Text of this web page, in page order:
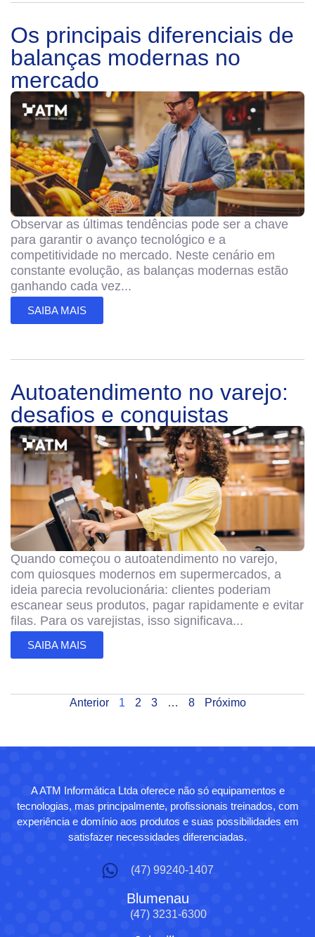
Os principais diferenciais de
balanças modernas no
mercado
Observar as últimas tendências pode ser a chave
para garantir o avanço tecnológico e a
competitividade no mercado. Neste cenário em
constante evolução, as balanças modernas estão
ganhando cada vez...
SAIBA MAIS
Autoatendimento no varejo:
desafios e conquistas
Quando começou o autoatendimento no varejo,
com quiosques modernos em supermercados, a
ideia parecia revolucionária: clientes poderiam
escanear seus produtos, pagar rapidamente e evitar
filas. Para os varejistas, isso significava...
SAIBA MAIS
Anterior 1 2 3 … 8 Próximo
A ATM Informática Ltda oferece não só equipamentos e
tecnologias, mas principalmente, profissionais treinados, com
experiência e domínio aos produtos e suas possibilidades em
satisfazer necessidades diferenciadas.
(47) 99240-1407
Blumenau
(47) 3231-6300